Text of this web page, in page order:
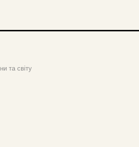
та світу